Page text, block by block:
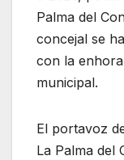
Palma del
concejal se
con la
municipal.
El portavoz
La Palma del